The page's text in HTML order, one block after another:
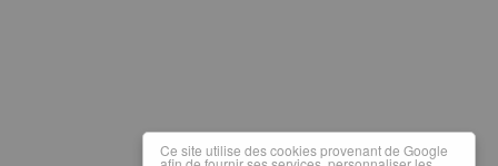
Ce site utilise des cookies provenant de Google